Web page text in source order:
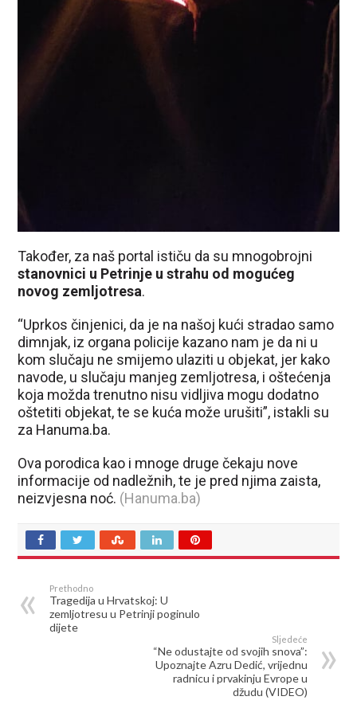
Također, za naš portal ističu da su mnogobrojni
stanovnici u Petrinje u strahu od mogućeg
novog zemljotresa.
“Uprkos činjenici, da je na našoj kući stradao samo
dimnjak, iz organa policije kazano nam je da ni u
kom slučaju ne smijemo ulaziti u objekat, jer kako
navode, u slučaju manjeg zemljotresa, i oštećenja
koja možda trenutno nisu vidljiva mogu dodatno
oštetiti objekat, te se kuća može urušiti”, istakli su
za Hanuma.ba.
Ova porodica kao i mnoge druge čekaju nove
informacije od nadležnih, te je pred njima zaista,
neizvjesna noć. (Hanuma.ba)
Prethodno
Tragedija u Hrvatskoj: U
zemljotresu u Petrinji poginulo
dijete
Sljedeće
“Ne odustajte od svojih snova”:
Upoznajte Azru Dedić, vrijednu
radnicu i prvakinju Evrope u
džudu (VIDEO)